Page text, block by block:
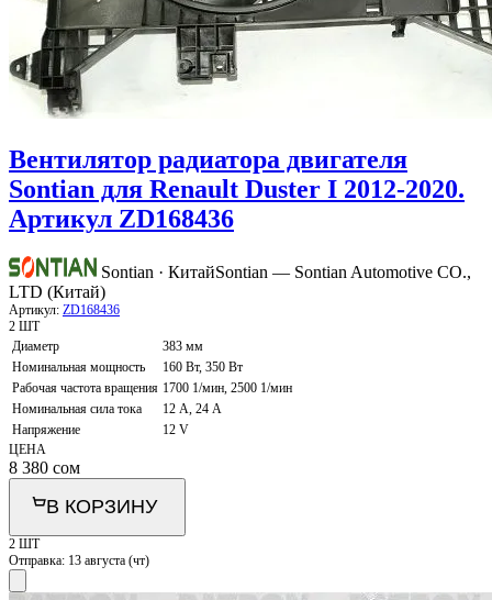
Вентилятор радиатора двигателя
Sontian для Renault Duster I 2012-2020.
Артикул ZD168436
Sontian · КитайSontian — Sontian Automotive CO.,
LTD (Китай)
Артикул: ZD168436
2 ШТ
Диаметр
383 мм
Номинальная мощность
160 Вт, 350 Вт
Рабочая частота вращения 1700 1/мин, 2500 1/мин
Номинальная сила тока
12 А, 24 А
Напряжение
12 V
ЦЕНА
8 380 сом
В КОРЗИНУ
2 ШТ
Отправка: 13 августа (чт)